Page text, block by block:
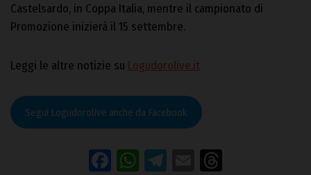
Castelsardo, in Coppa Italia, mentre il campionato di
Promozione inizierà il 15 settembre.
Leggi le altre notizie su Logudorolive.it
Segui Logudorolive anche da Facebook
Facebook
WhatsApp
Telegram
Email